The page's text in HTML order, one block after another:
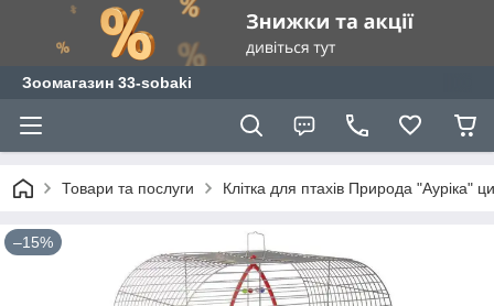
Зоомагазин 33-sobaki
Товари та послуги Клітка для птахів Природа "Ауріка"
–15%